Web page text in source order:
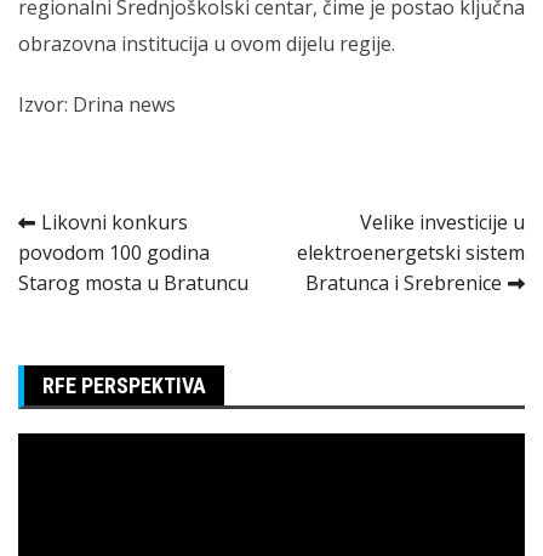
regionalni Srednjoškolski centar, čime je postao ključna
obrazovna institucija u ovom dijelu regije.
Izvor: Drina news
Kretanje
članka
Likovni konkurs
povodom 100 godina
Starog mosta u Bratuncu
Velike investicije u
elektroenergetski sistem
Bratunca i Srebrenice
RFE PERSPEKTIVA